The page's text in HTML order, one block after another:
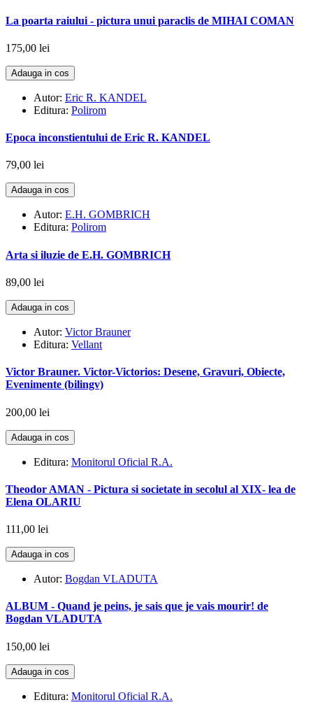
La poarta raiului - pictura unui paraclis de MIHAI COMAN
175,00 lei
Adauga in cos
Autor: Eric R. KANDEL
Editura: Polirom
Epoca inconstientului de Eric R. KANDEL
79,00 lei
Adauga in cos
Autor: E.H. GOMBRICH
Editura: Polirom
Arta si iluzie de E.H. GOMBRICH
89,00 lei
Adauga in cos
Autor: Victor Brauner
Editura: Vellant
Victor Brauner. Victor-Victorios: Desene, Gravuri, Obiecte,
Evenimente (bilingv)
200,00 lei
Adauga in cos
Editura: Monitorul Oficial R.A.
Theodor AMAN - Pictura si societate in secolul al XIX- lea de
Elena OLARIU
111,00 lei
Adauga in cos
Autor: Bogdan VLADUTA
ALBUM - Quand je peins, je sais que je vais mourir! de
Bogdan VLADUTA
150,00 lei
Adauga in cos
Editura: Monitorul Oficial R.A.